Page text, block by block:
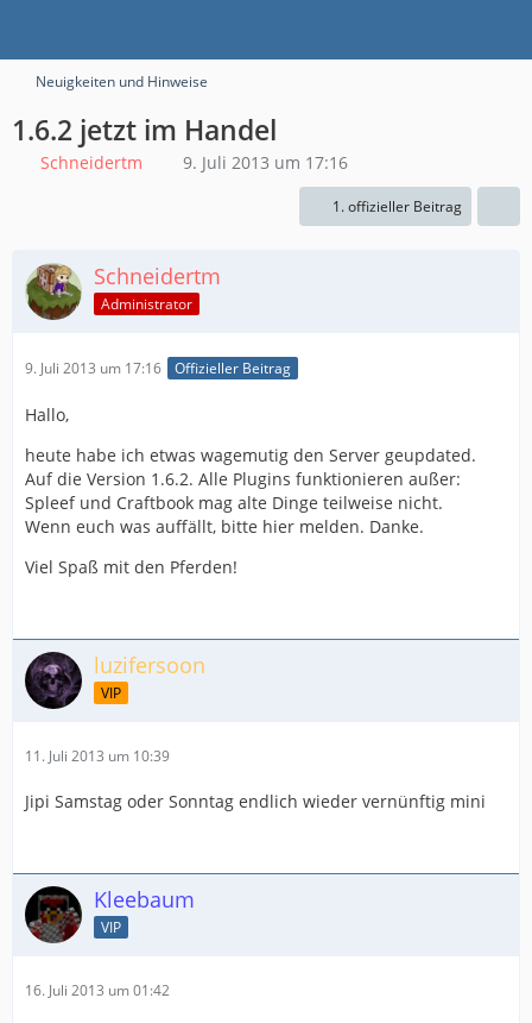
Neuigkeiten und Hinweise
1.6.2 jetzt im Handel
Schneidertm 9. Juli 2013 um 17:16
1. offizieller Beitrag
Schneidertm
Administrator
9. Juli 2013 um 17:16 Offizieller Beitrag
Hallo,
heute habe ich etwas wagemutig den Server geupdated.
Auf die Version 1.6.2. Alle Plugins funktionieren außer:
Spleef und Craftbook mag alte Dinge teilweise nicht.
Wenn euch was auffällt, bitte hier melden. Danke.
Viel Spaß mit den Pferden!
luzifersoon
VIP
11. Juli 2013 um 10:39
Jipi Samstag oder Sonntag endlich wieder vernünftig mini
Kleebaum
VIP
16. Juli 2013 um 01:42